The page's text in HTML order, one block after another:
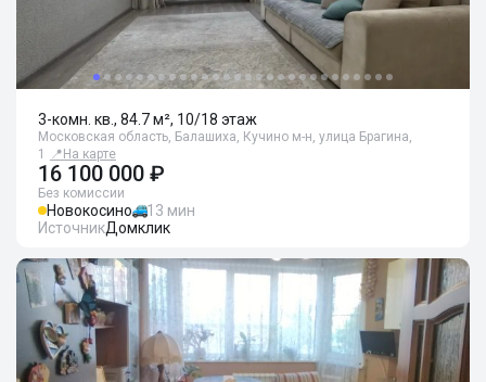
3-комн. кв., 84.7 м², 10/18 этаж
Московская область, Балашиха, Кучино м-н, улица Брагина,
1
📍 На карте
16 100 000 ₽
Без комиссии
Новокосино
13 мин
ИсточникДомклик